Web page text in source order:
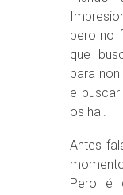
pero no
que
para
e
os hai.
Antes
Pero é